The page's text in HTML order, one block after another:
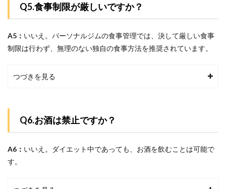
Q5.食事制限が厳しいですか？
A5： いいえ。パーソナルジムの食事管理では、決して厳しい食事
制限は行わず、無理のない独自の食事方法を推奨されています。
つづきを見る
Q6.お酒は禁止ですか？
A6： いいえ。ダイエット中であっても、お酒を飲むことは可能で
す。